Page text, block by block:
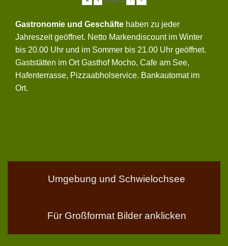
Gastronomie und Geschäfte haben zu jeder
Jahreszeit geöffnet. Netto Markendiscount im Winter
bis 20.00 Uhr und im Sommer bis 21.00 Uhr geöffnet.
Gaststätten im Ort Gasthof Mocho, Cafe am See,
Hafenterrasse, Pizzaabholservice. Bankautomat im
Ort.
Umgebung und Schwielochsee
Für Großformat Bilder anklicken